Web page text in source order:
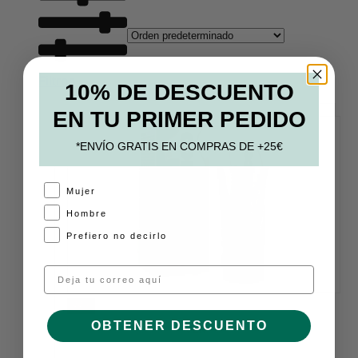
Filtros
VER
10% DE DESCUENTO
EN TU PRIMER PEDIDO
*ENVÍO GRATIS EN COMPRAS DE +25€
A Mujer
Hombre
Prefiero no decirlo
Email
OBTENER DESCUENTO